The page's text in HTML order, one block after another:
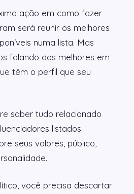
ação em como fazer
será reunir os melhores
numa lista. Mas
falando dos melhores em
têm o perfil que seu
saber tudo relacionado
listados.
seus valores, público,
você precisa descartar